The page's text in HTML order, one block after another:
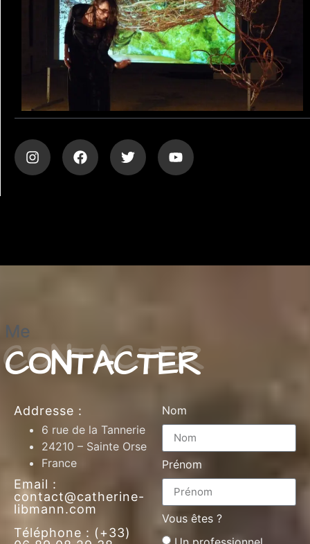
Me
CONTACTER
Addresse :
6 rue de la Tannerie
24210 – Sainte Orse
France
Email :
contact@catherine-
libmann.com
Téléphone : (+33)
Nom
Prénom
Vous êtes ?